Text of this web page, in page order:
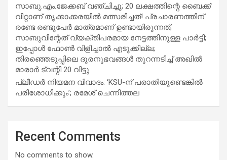
സാബു.എം.ജേക്കബ് വഞ്ചിച്ചു; 20 ലക്ഷത്തിന്റെ ബൈക്ക്
വിറ്റാണ് തൃക്കാക്കരയില്‍ മത്സരിച്ചത്! പ്രചാരണത്തിന്
രണ്ടേ രണ്ടുപേര്‍ മാത്രമാണ് ഉണ്ടായിരുന്നത്;
സാബുവിന്റേത് വ്യക്തിപരമായ നേട്ടത്തിനുള്ള പാര്‍ട്ടി;
ഇപ്പോള്‍ ഫോണ്‍ വിളിച്ചാല്‍ എടുക്കില്ല;
തിരഞ്ഞെടുപ്പിലെ ദുരനുഭവങ്ങള്‍ തുറന്നടിച്ച് അഖില്‍
മാരാര്‍ ട്വന്റി 20 വിട്ടു
പ്ലീഡർ നിയമന വിവാദം: ‘KSU-ന് പരാതിയുണ്ടെങ്കിൽ
പരിശോധിക്കും’; രമേശ് ചെന്നിത്തല
Recent Comments
No comments to show.